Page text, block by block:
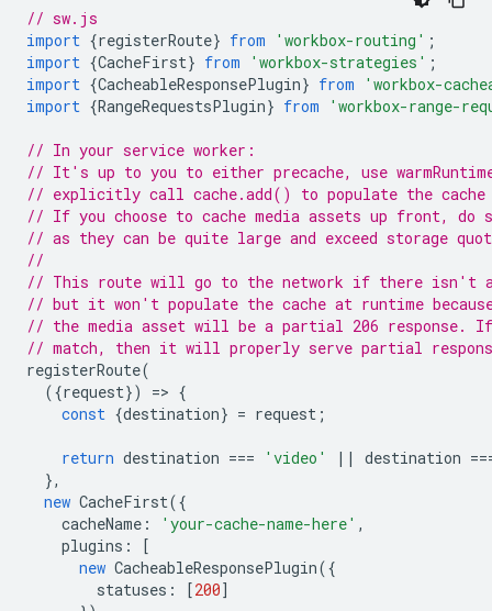
// sw.js
import {registerRoute} from 'workbox-routing' ;
import {CacheFirst} from 'workbox-strategies' ;
import {CacheableResponsePlugin} from
'workbox-
import {RangeRequestsPlugin} from 'workbox-range-
// In your service worker:
// It's up to you to either precache, use
// explicitly call cache.add() to populate the cache
// If you choose to cache media assets up front, do
// as they can be quite large and exceed storage
//
// This route will go to the network if there isn't a
// but it won't populate the cache at runtime
// the media asset will be a partial 206 response.
// match, then it will properly serve partial
registerRoute(
({request}) => {
const {destination} = request ;
return destination === 'video' || destination
},
new CacheFirst({
cacheName : 'your-cache-name-here' ,
plugins :
[
new CacheableResponsePlugin({
statuses : [200]